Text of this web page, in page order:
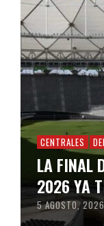
CENTRALES
LA FINAL
2026 YA
5 AGOSTO, 2026